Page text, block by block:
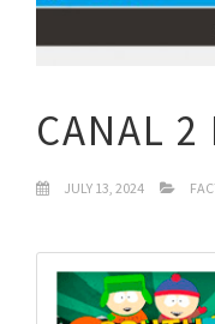
CANAL 2
JULY 13, 2024